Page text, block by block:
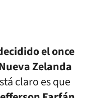
el once
Zelanda
claro es que